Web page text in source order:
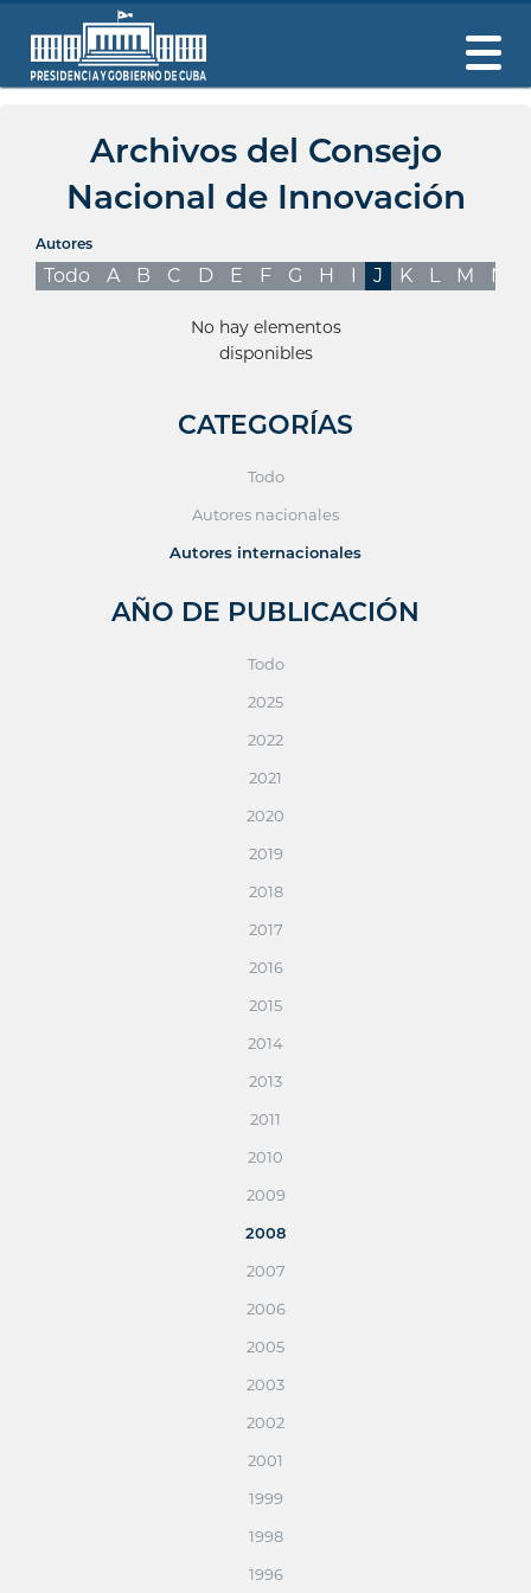
Archivos del Consejo
Nacional de Innovación
Autores
Todo A B C D E F G H I J K L M N
No hay elementos
disponibles
CATEGORÍAS
Todo
Autores nacionales
Autores internacionales
AÑO DE PUBLICACIÓN
Todo
2025
2022
2021
2020
2019
2018
2017
2016
2015
2014
2013
2011
2010
2009
2008
2007
2006
2005
2003
2002
2001
1999
1998
1996